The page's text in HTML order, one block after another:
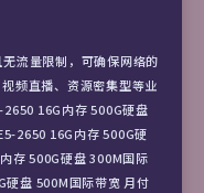
流量限制，可确保网络的
频直播、资源密集型等业
16G内存 500G硬盘
2650 16G内存 500G硬
存 500G硬盘 300M国际
盘 500M国际带宽 月付